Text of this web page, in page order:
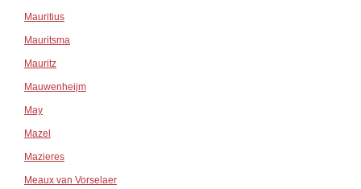
Mauritius
Mauritsma
Mauritz
Mauwenheijm
May
Mazel
Mazieres
Meaux van Vorselaer